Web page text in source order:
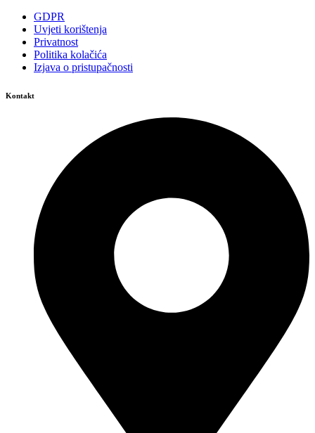
GDPR
Uvjeti korištenja
Privatnost
Politika kolačića
Izjava o pristupačnosti
Kontakt